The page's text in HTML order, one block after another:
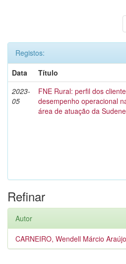
Registos:
Data
Título
2023-
05
FNE Rural: perfil dos
desempenho operacional
área de atuação da Sudene
Refinar
Autor
CARNEIRO, Wendell Márcio Araújo